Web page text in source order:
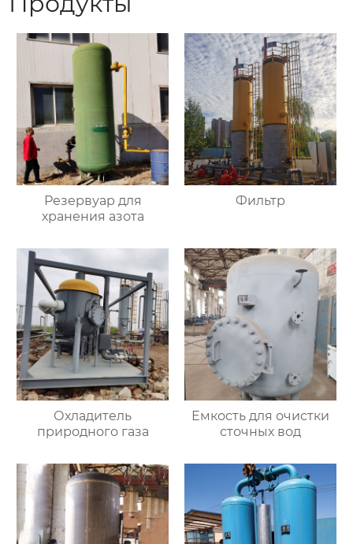
Резервуар для
хранения азота
Фильтр
Охладитель
природного газа
Емкость для очистки
сточных вод